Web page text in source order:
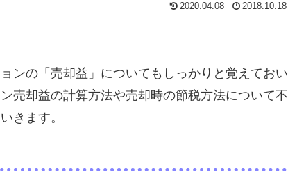
2020.04.08 2018.10.18
ンの「売却益」についてもしっかりと覚えておい
売却益の計算方法や売却時の節税方法について不
きます。